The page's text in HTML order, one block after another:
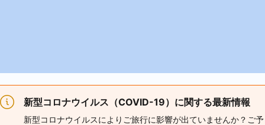
新型コロナウイルス（COVID-19）に関する最新情報
新型コロナウイルスによりご旅行に影響が出ていませんか？ご予